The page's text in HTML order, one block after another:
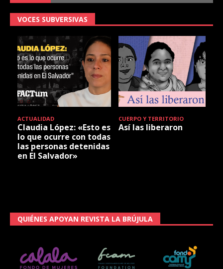
VOCES SUBVERSIVAS
ACTUALIDAD
Claudia López: «Esto es
lo que ocurre con todas
las personas detenidas
en El Salvador»
CUERPO Y TERRITORIO
Así las liberaron
QUIÉNES APOYAN REVISTA LA BRÚJULA